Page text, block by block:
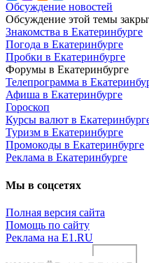
Обсуждение новостей
Обсуждение этой темы
Знакомства в Екатеринбурге
Погода в Екатеринбурге
Пробки в Екатеринбурге
Форумы в Екатеринбурге
Телепрограмма в
Афиша в Екатеринбурге
Гороскоп
Курсы валют в
Туризм в Екатеринбурге
Промокоды в Екатеринбурге
Реклама в Екатеринбурге
Мы в соцсетях
Полная версия сайта
Помощь по сайту
Реклама на E1.RU